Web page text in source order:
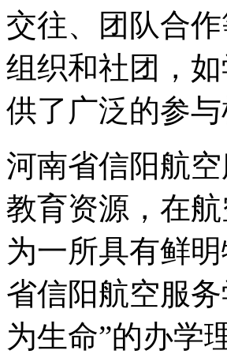
交往、团队合
组织和社团，
供了广泛的参
河南省信阳航
教育资源，在
为一所具有鲜
省信阳航空服
为生命”的办学